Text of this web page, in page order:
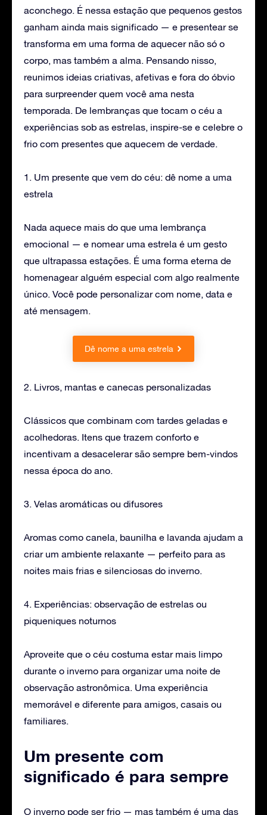
aconchego. É nessa estação que pequenos gestos
ganham ainda mais significado — e presentear se
transforma em uma forma de aquecer não só o
corpo, mas também a alma. Pensando nisso,
reunimos ideias criativas, afetivas e fora do óbvio
para surpreender quem você ama nesta
temporada. De lembranças que tocam o céu a
experiências sob as estrelas, inspire-se e celebre o
frio com presentes que aquecem de verdade.
1. Um presente que vem do céu: dê nome a uma
estrela
Nada aquece mais do que uma lembrança
emocional — e nomear uma estrela é um gesto
que ultrapassa estações. É uma forma eterna de
homenagear alguém especial com algo realmente
único. Você pode personalizar com nome, data e
até mensagem.
Dê nome a uma estrela
2. Livros, mantas e canecas personalizadas
Clássicos que combinam com tardes geladas e
acolhedoras. Itens que trazem conforto e
incentivam a desacelerar são sempre bem-vindos
nessa época do ano.
3. Velas aromáticas ou difusores
Aromas como canela, baunilha e lavanda ajudam a
criar um ambiente relaxante — perfeito para as
noites mais frias e silenciosas do inverno.
4. Experiências: observação de estrelas ou
piqueniques noturnos
Aproveite que o céu costuma estar mais limpo
durante o inverno para organizar uma noite de
observação astronômica. Uma experiência
memorável e diferente para amigos, casais ou
familiares.
Um presente com
significado é para sempre
O inverno pode ser frio — mas também é uma das